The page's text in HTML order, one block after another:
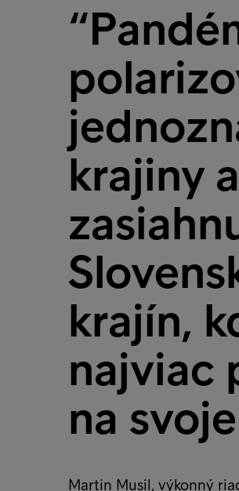
krajiny
krajín,
najviac
na
Martin Musil, výkonný